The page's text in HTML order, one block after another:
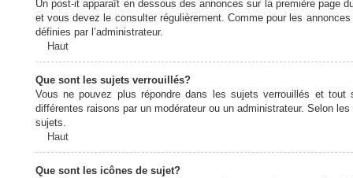
Un post-it apparaît en dessous des annonces sur la première page
et vous devez le consulter régulièrement. Comme pour les
définies par l’administrateur.
Haut
Que sont les sujets verrouillés?
Vous ne pouvez plus répondre dans les sujets verrouillés et
différentes raisons par un modérateur ou un administrateur. Selon
sujets.
Haut
Que sont les icônes de sujet?